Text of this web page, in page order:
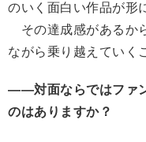
のいく面白い作品が形
その達成感があるか
ながら乗り越えていく
――対面ならではファ
のはありますか？